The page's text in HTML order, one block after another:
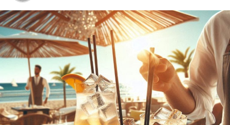
inte­grie­ren kannst, um Kör­per, Geist und See­le
zu harmonisieren.
Medi­ta­ti­on und Acht­sam­keit: Erhal­te umfas­
sen­de Anlei­tun­gen, Tech­ni­ken und Tipps zur
För­de­rung von inne­rer Ruhe und Klar­heit. Von
geführ­ten Medi­ta­tio­nen bis hin zu Acht­sam­keits­
übun­gen – fin­de her­aus, wie du stress­frei­er leben
und dei­nen Fokus schär­fen kannst.